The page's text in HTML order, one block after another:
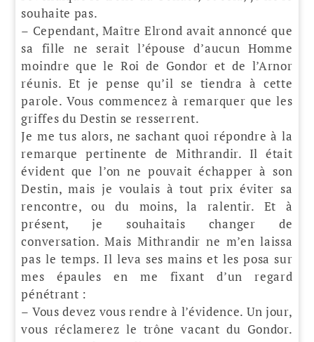
souhaite pas.
– Cependant, Maître Elrond avait annoncé que
sa fille ne serait l’épouse d’aucun Homme
moindre que le Roi de Gondor et de l’Arnor
réunis. Et je pense qu’il se tiendra à cette
parole. Vous commencez à remarquer que les
griffes du Destin se resserrent.
Je me tus alors, ne sachant quoi répondre à la
remarque pertinente de Mithrandir. Il était
évident que l’on ne pouvait échapper à son
Destin, mais je voulais à tout prix éviter sa
rencontre, ou du moins, la ralentir. Et à
présent, je souhaitais changer de
conversation. Mais Mithrandir ne m’en laissa
pas le temps. Il leva ses mains et les posa sur
mes épaules en me fixant d’un regard
pénétrant :
– Vous devez vous rendre à l’évidence. Un jour,
vous réclamerez le trône vacant du Gondor.